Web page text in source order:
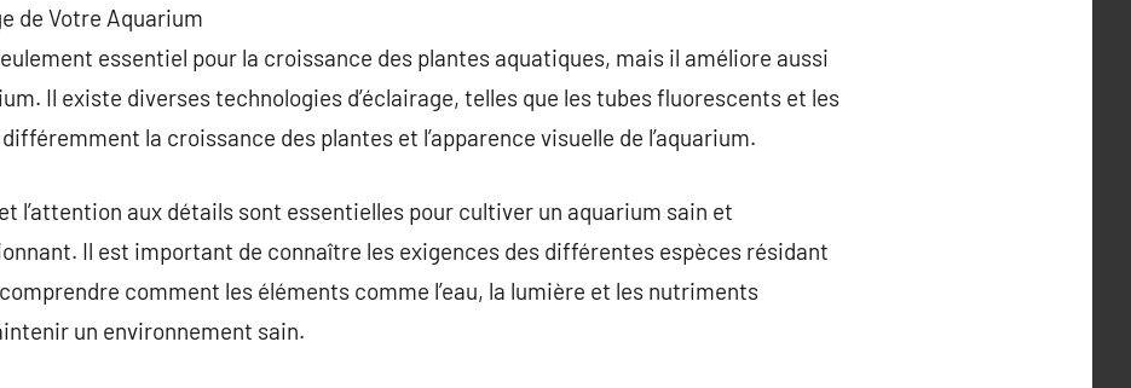
de Votre Aquarium
essentiel pour la croissance des plantes aquatiques, mais il améliore aussi
Il existe diverses technologies d’éclairage, telles que les tubes fluorescents et les
la croissance des plantes et l’apparence visuelle de l’aquarium.
l’attention aux détails sont essentielles pour cultiver un aquarium sain et
Il est important de connaître les exigences des différentes espèces résidant
comment les éléments comme l’eau, la lumière et les nutriments
un environnement sain.